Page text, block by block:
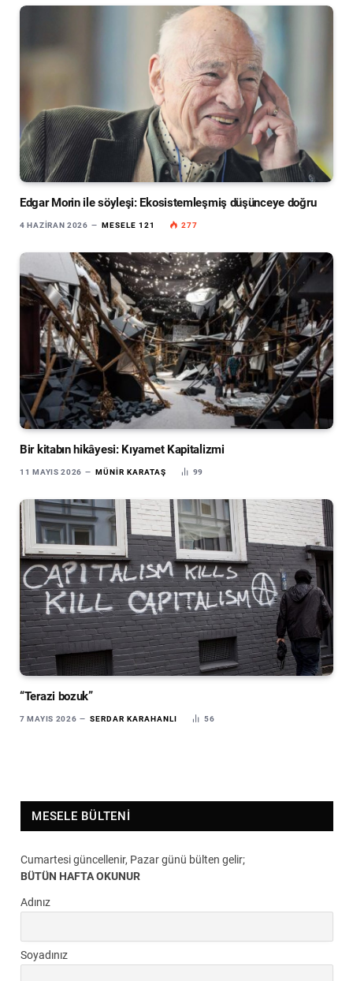
Edgar Morin ile söyleşi: Ekosistemleşmiş düşünceye doğru
4 HAZIRAN 2026 MESELE 121 277
Bir kitabın hikâyesi: Kıyamet Kapitalizmi
11 MAYIS 2026 MÜNIR KARATAŞ 99
“Terazi bozuk”
7 MAYIS 2026 SERDAR KARAHANLI 56
MESELE BÜLTENI
Cumartesi güncellenir, Pazar günü bülten gelir;
BÜTÜN HAFTA OKUNUR
Adınız
Soyadınız